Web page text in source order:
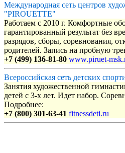
Международная сеть центров
"PIROUETTE"
Работаем с 2010 г. Комфортные
гарантированный результат без
разрядов, сборы, соревнования,
родителей. Запись на пробную
+7 (499) 136-81-80 www.piruet-
Всероссийская сеть детских
Занятия художественной
детей с 3-х лет. Идет набор.
Подробнее:
+7 (800) 301-63-41 fitnessdeti.ru